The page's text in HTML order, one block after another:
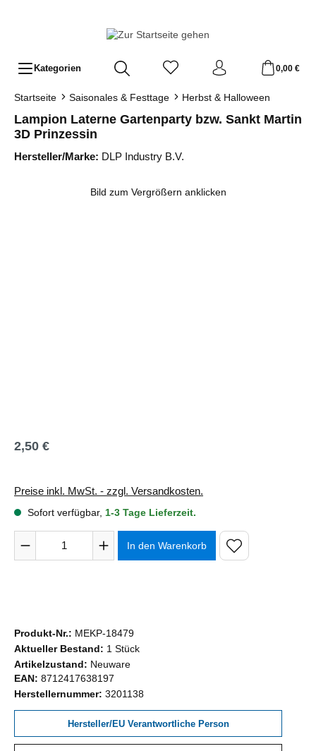
Kategorien 0,00 €
Startseite Saisonales & Festtage Herbst & Halloween
Lampion Laterne Gartenparty bzw. Sankt Martin
3D Prinzessin
Hersteller/Marke: DLP Industry B.V.
Bild zum Vergrößern anklicken
Regulärer Preis:
2,50 €
Preise inkl. MwSt. - zzgl. Versandkosten.
Sofort verfügbar, 1-3 Tage Lieferzeit.
Produkt Anzahl: Gib den gewünschten Wert ein oder
In den Warenkorb
Produkt-Nr.: MEKP-18479
Aktueller Bestand: 1 Stück
Artikelzustand: Neuware
EAN: 8712417638197
Herstellernummer: 3201138
Hersteller/EU Verantwortliche Person